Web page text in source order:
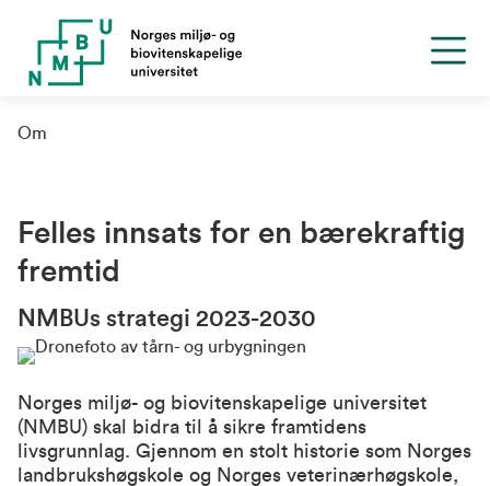
Om
Felles innsats for en bærekraftig
fremtid
NMBUs strategi 2023-2030
Norges miljø- og biovitenskapelige universitet
(NMBU) skal bidra til å sikre framtidens
livsgrunnlag. Gjennom en stolt historie som Norges
landbrukshøgskole og Norges veterinærhøgskole,